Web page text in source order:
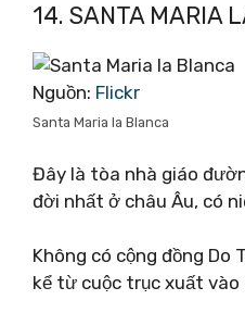
14. SANTA MARIA
Nguồn: Flickr
Santa Maria la Blanca
Đây là tòa nhà giáo
đời nhất ở châu Âu, có
Không có cộng đồng Do
kể từ cuộc trục xuất vào